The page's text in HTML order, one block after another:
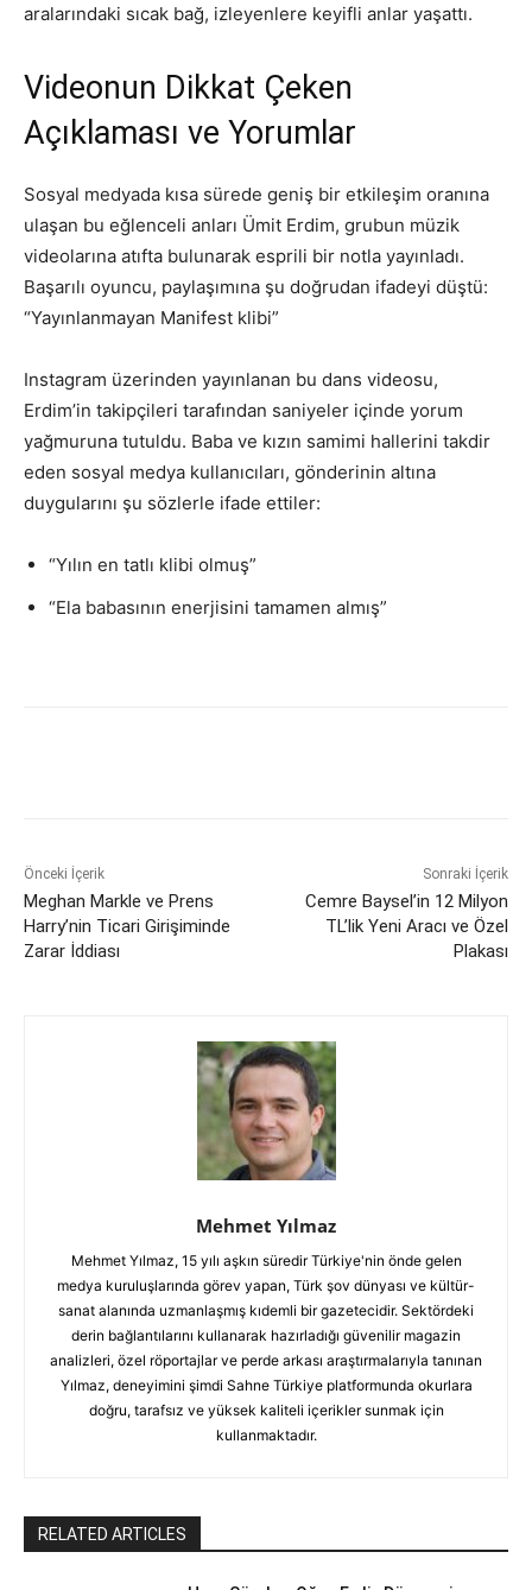
aralarındaki sıcak bağ, izleyenlere keyifli anlar yaşattı.
Videonun Dikkat Çeken
Açıklaması ve Yorumlar
Sosyal medyada kısa sürede geniş bir etkileşim oranına
ulaşan bu eğlenceli anları Ümit Erdim, grubun müzik
videolarına atıfta bulunarak esprili bir notla yayınladı.
Başarılı oyuncu, paylaşımına şu doğrudan ifadeyi düştü:
“Yayınlanmayan Manifest klibi”
Instagram üzerinden yayınlanan bu dans videosu,
Erdim’in takipçileri tarafından saniyeler içinde yorum
yağmuruna tutuldu. Baba ve kızın samimi hallerini takdir
eden sosyal medya kullanıcıları, gönderinin altına
duygularını şu sözlerle ifade ettiler:
“Yılın en tatlı klibi olmuş”
“Ela babasının enerjisini tamamen almış”
Önceki İçerik
Meghan Markle ve Prens
Harry’nin Ticari Girişiminde
Zarar İddiası
Sonraki İçerik
Cemre Baysel’in 12 Milyon
TL’lik Yeni Aracı ve Özel
Plakası
Mehmet Yılmaz
Mehmet Yılmaz, 15 yılı aşkın süredir Türkiye'nin önde gelen
medya kuruluşlarında görev yapan, Türk şov dünyası ve kültür-
sanat alanında uzmanlaşmış kıdemli bir gazetecidir. Sektördeki
derin bağlantılarını kullanarak hazırladığı güvenilir magazin
analizleri, özel röportajlar ve perde arkası araştırmalarıyla tanınan
Yılmaz, deneyimini şimdi Sahne Türkiye platformunda okurlara
doğru, tarafsız ve yüksek kaliteli içerikler sunmak için
kullanmaktadır.
RELATED ARTICLES